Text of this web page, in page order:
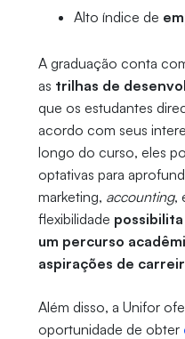
Alto índice de
A graduação conta
as trilhas de
que os estudantes
acordo com seus
longo do curso, eles
optativas para
marketing, accounting,
flexibilidade
um percurso
aspirações de
Além disso, a Unifor
oportunidade de obter